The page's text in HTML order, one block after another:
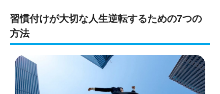
習慣付けが大切な人生逆転するための7つの
方法